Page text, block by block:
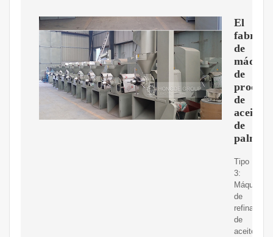
El
de
de
de
aceite
de
palma
Tipo
3:
Máquina
de
refinación
de
aceite